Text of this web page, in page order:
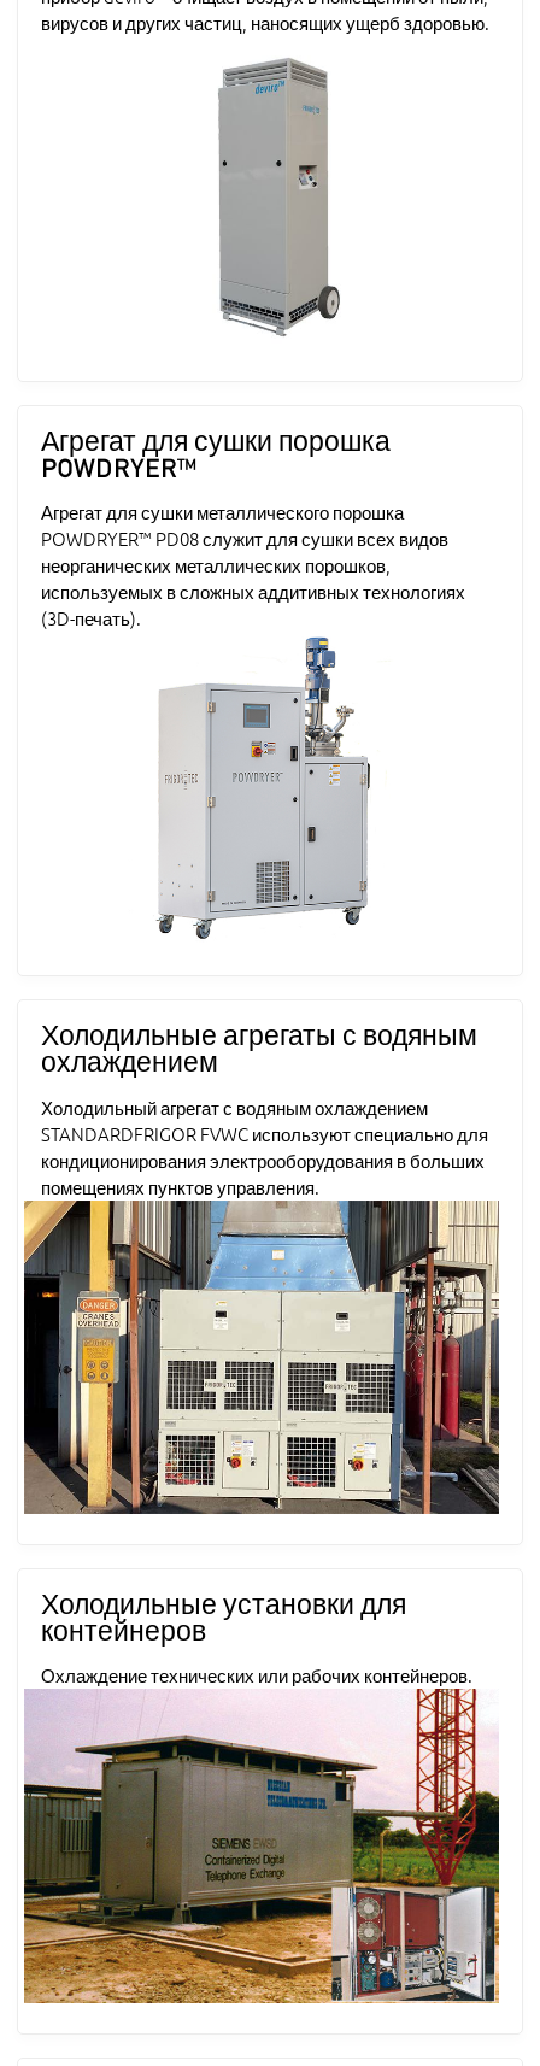
вирусов и других частиц, наносящих ущерб здоровью.
Агрегат для сушки порошка
POWDRYER™
Агрегат для сушки металлического порошка
POWDRYER™ PD08 служит для сушки всех видов
неорганических металлических порошков,
используемых в сложных аддитивных технологиях
(3D-печать).
Холодильные агрегаты с водяным
охлаждением
Холодильный агрегат с водяным охлаждением
STANDARDFRIGOR FVWC используют специально для
кондиционирования электрооборудования в больших
помещениях пунктов управления.
Холодильные установки для
контейнеров
Охлаждение технических или рабочих контейнеров.